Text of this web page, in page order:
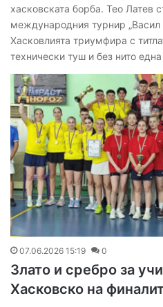
хасковската борба. Тео Латев
международния турнир
Хасковлията триумфира с
технически туш и без нито
07.06.2026 15:19 0
Злато и сребро за
Хасковско на